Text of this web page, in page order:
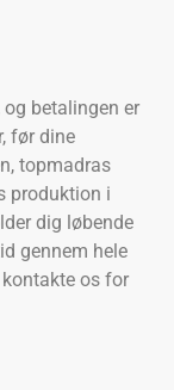
betalingen er
før dine
topmadras
produktion i
dig løbende
gennem hele
os for